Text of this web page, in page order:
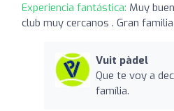
Experiencia fantástica: Muy
club muy cercanos . Gran
Vuit pàdel
Que te voy a
família.